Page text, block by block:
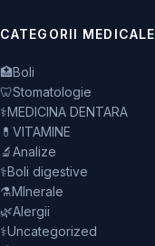
CATEGORII MEDICALE
🏥Boli
🦷Stomatologie
⚕️MEDICINA DENTARA
💊 VITAMINE
🔬Analize
⚕️Boli digestive
⚗️MInerale
🌿Alergii
⚕️Uncategorized